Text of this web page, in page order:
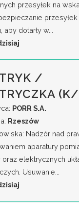
przesyłek na
dotarły w...
/
PORR S.A.
Rzeszów
Nadzór nad
aparatury
oraz elektrycznych
Usuwanie...